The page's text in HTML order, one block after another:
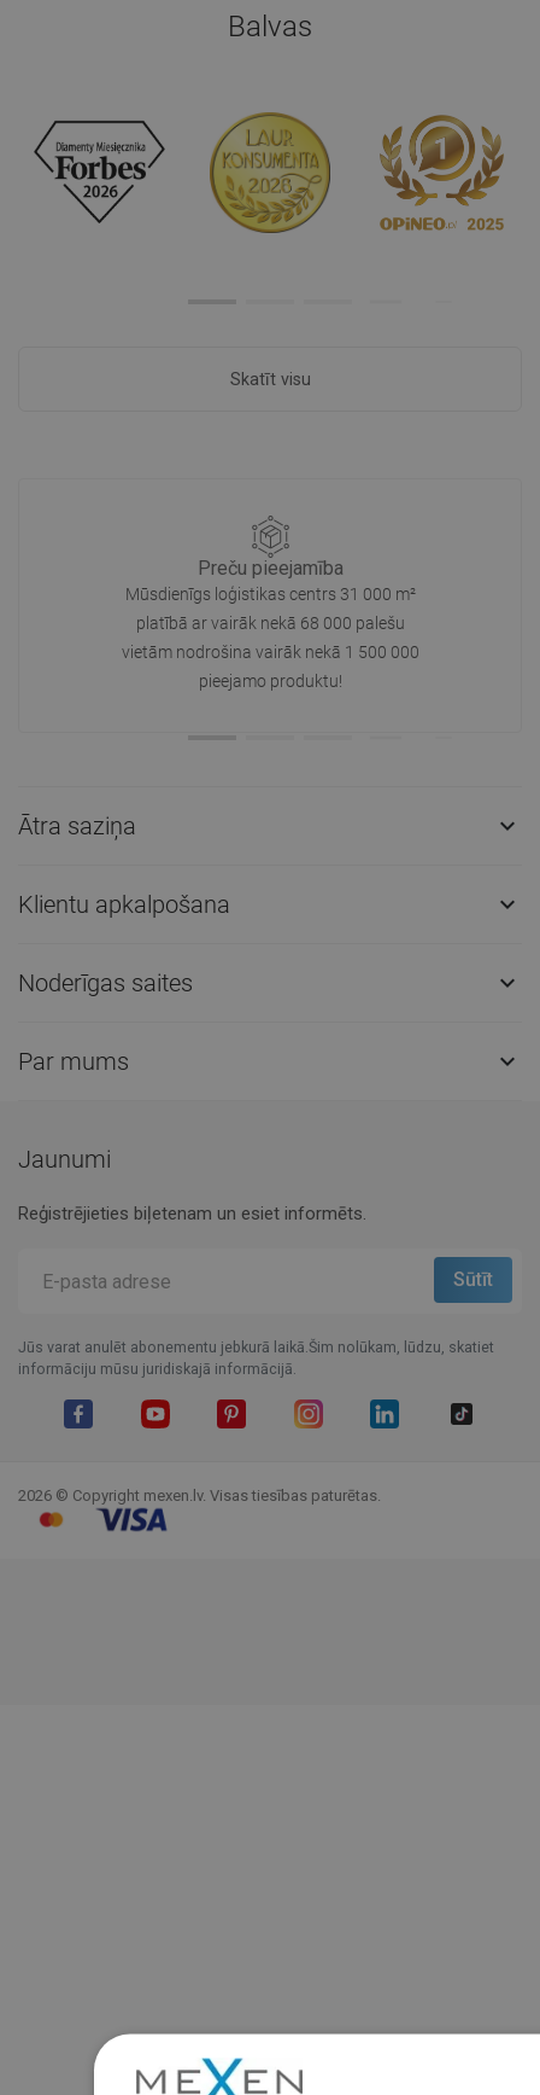
Balvas
Skatīt visu
Preču pieejamība
Mūsdienīgs loģistikas centrs 31 000 m²
platībā ar vairāk nekā 68 000 palešu
vietām nodrošina vairāk nekā 1 500 000
pieejamo produktu!
Ātra saziņa 
Klientu apkalpošana 
Noderīgas saites 
Par mums 
Jaunumi
Reģistrējieties biļetenam un esiet informēts.
Jūs varat anulēt abonementu jebkurā laikā.Šim nolūkam, lūdzu, skatiet
informāciju mūsu juridiskajā informācijā.
2026 © Copyright mexen.lv. Visas tiesības paturētas.